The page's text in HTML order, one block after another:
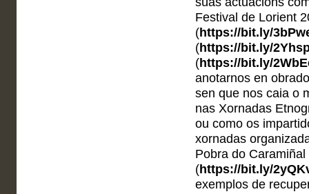
Festival de Lorient
(https://bit.ly/
(https://bit.ly/
(https://bit.ly/
anotarnos en
sen que nos caia o
nas Xornadas
ou como os
xornadas
Pobra do
(https://bit.ly/
exemplos de